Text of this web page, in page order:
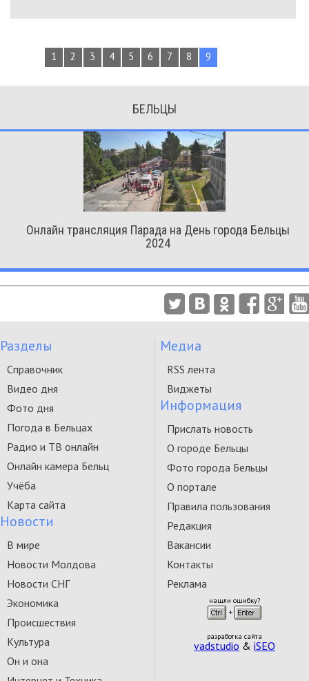
1 2 3 4 5 6 7 8 9
БЕЛЬЦЫ
Онлайн трансляция Парада на День города Бельцы
2024
Разделы
Справочник
Видео дня
Фото дня
Погода в Бельцах
Радио и ТВ онлайн
Онлайн камера Бельц
Учёба
Карта сайта
Новости
В мире
Новости Молдова
Новости СНГ
Экономика
Происшествия
Культура
Он и она
Медиа
RSS лента
Виджеты
Информация
Прислать новость
О городе Бельцы
Фото города Бельцы
О портале
Правила пользования
Редакция
Вакансии
Контакты
Реклама
нашли ошибку?
разработка сайта
vadstudio & iSEO